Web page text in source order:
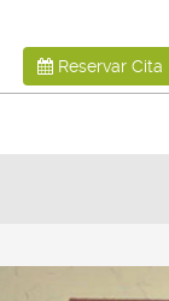
Reservar Cita